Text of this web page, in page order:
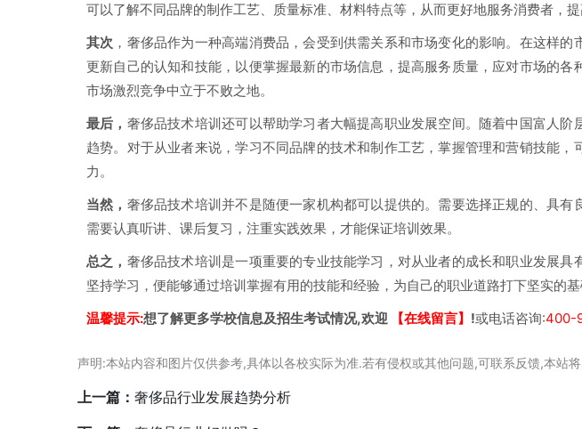
可以了解不同品牌的制作工艺、质量标准、材料特点等，从而更好地服务消费者，提
其次 ，奢侈品作为一种高端消费品，会受到供需关系和市场变化的影响。在这样的
更新自己的认知和技能，以便掌握最新的市场信息，提高服务质量，应对市场的
市场激烈竞争中立于不败之地。
最后， 奢侈品技术培训还可以帮助学习者大幅提高职业发展空间。随着中国富人
趋势。对于从业者来说，学习不同品牌的技术和制作工艺，掌握管理和营销技能
力。
当然， 奢侈品技术培训并不是随便一家机构都可以提供的。需要选择正规的、具
需要认真听讲、课后复习，注重实践效果，才能保证培训效果。
总之， 奢侈品技术培训是一项重要的专业技能学习，对从业者的成长和职业发展具
坚持学习，便能够通过培训掌握有用的技能和经验，为自己的职业道路打下坚实的基
温馨提示:想了解更多学校信息及招生考试情况,欢迎 【在线留言】 !或电话咨询:400-
声明:本站内容和图片仅供参考,具体以各校实际为准.若有侵权或其他问题,可联系反馈,本站
上一篇： 奢侈品行业发展趋势分析